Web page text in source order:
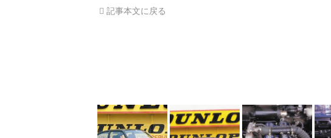
記事本文に戻る